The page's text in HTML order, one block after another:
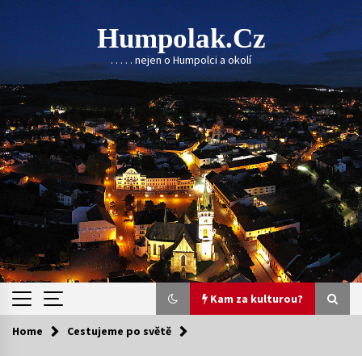
Skip
to
content
Humpolak.cz
. . . . . nejen o Humpolci a okolí
Kam za kulturou?
Kam za kulturou?
Home Cestujeme po světě